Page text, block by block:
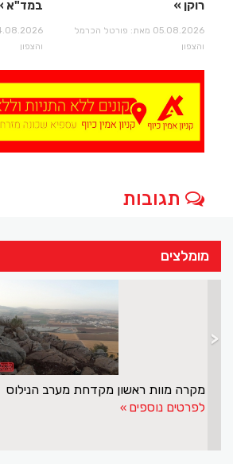
רוקן
05.08.2026 מאת: פורטל הכרמל
והצפון
במד"א
והצפון
תגובות
מומלצים
מקרה מוות ראשון מקדחת מערב הנילוס
לפרטים נוספים
<